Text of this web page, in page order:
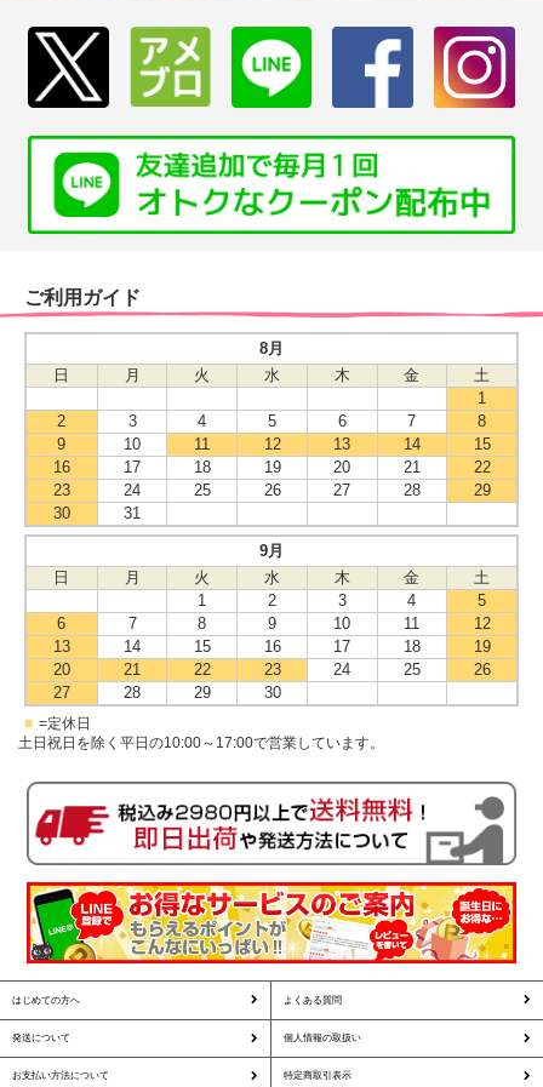
ご利用ガイド
8月
日
月 火 水 木 金
土
1
2
3 4 5 6 7
8
9
10 11 12 13 14
15
16
17 18 19 20 21
22
23
24 25 26 27 28
29
30
31
9月
日
月 火 水 木 金
土
1
2 3 4
5
6
7 8 9 10 11
12
13
14 15 16 17 18
19
20
21 22 23 24 25
26
27
28 29 30
■ =定休日
土日祝日を除く平日の10:00～17:00で営業しています。
はじめての方へ よくある質問
発送について 個人情報の取扱い
お支払い方法について 特定商取引表示